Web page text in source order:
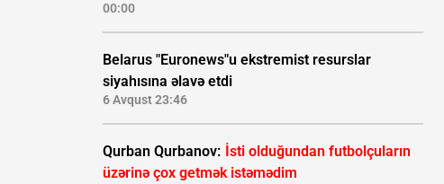
00:00
Belarus "Euronews"u ekstremist resurslar
siyahısına əlavə etdi
6 Avqust 23:46
Qurban Qurbanov: İsti olduğundan futbolçuların
üzərinə çox getmək istəmədim